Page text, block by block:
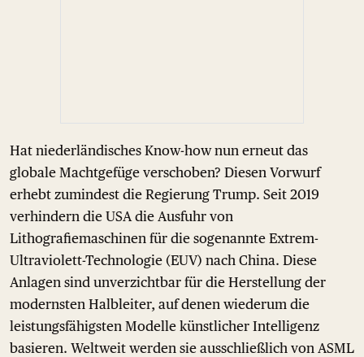
Hat niederländisches Know-how nun erneut das
globale Machtgefüge verschoben? Diesen Vorwurf
erhebt zumindest die Regierung Trump. Seit 2019
verhindern die USA die Ausfuhr von
Lithografiemaschinen für die sogenannte Extrem-
Ultraviolett-Technologie (EUV) nach China. Diese
Anlagen sind unverzichtbar für die Herstellung der
modernsten Halbleiter, auf denen wiederum die
leistungsfähigsten Modelle künstlicher Intelligenz
basieren. Weltweit werden sie ausschließlich von ASML